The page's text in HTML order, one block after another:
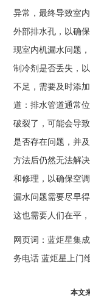
异常，最终导致室
外部排水孔，以确
现室内机漏水问题
制冷剂是否丢失，
不足，需要及时添
道：排水管道通常
破裂了，可能会导
是否存在问题，并
方法后仍然无法解
和修理，以确保空
漏水问题需要尽早
这也需要人们在平，
网页词：蓝炬星集
务电话 蓝炬星上门
本文